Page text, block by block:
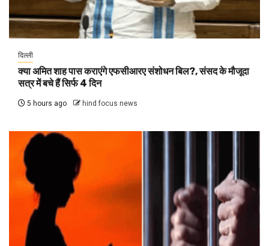
दिल्ली
क्या अमित शाह पास कराएंगे एफसीआरए संशोधन बिल?, संसद के मौजूदा
सत्र में बचे हैं सिर्फ 4 दिन
5 hours ago hind focus news